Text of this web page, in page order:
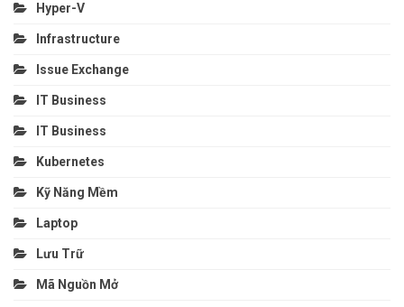
Hyper-V
Infrastructure
Issue Exchange
IT Business
IT Business
Kubernetes
Kỹ Năng Mềm
Laptop
Lưu Trữ
Mã Nguồn Mở